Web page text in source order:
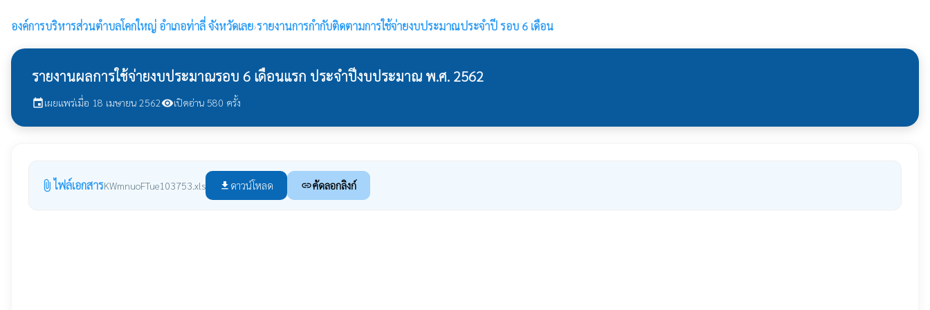
องค์การบริหารส่วนตำบลโคกใหญ่ อำเภอท่าลี่ จังหวัดเลย›รายงานการกำกับติดตามการใช้จ่ายงบประมาณประจำปี รอบ 6 เดือน
รายงานผลการใช้จ่ายงบประมาณรอบ 6 เดือนแรก ประจำปีงบประมาณ พ.ศ. 2562
eventเผยแพร่เมื่อ 18 เมษายน 2562visibilityเปิดอ่าน 580 ครั้ง
attach_file ไฟล์เอกสารKWmnuoFTue103753.xls file_download ดาวน์โหลด linkคัดลอกลิงก์